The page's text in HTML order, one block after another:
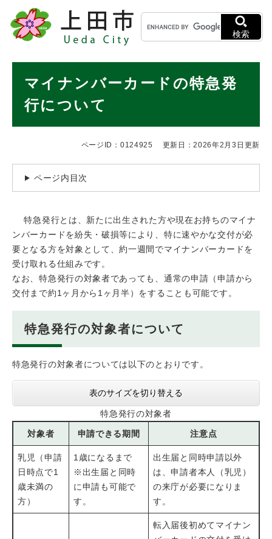
メニューを飛ばして本文へ
キ
ー
ワ
検
検索
マイナンバーカードの特急発
行について
ページID：0124925 更新日：2026年2月3日更新
ページ内目次
特急発行とは、新たに出生された方や現在お持ちのマイナ
ンバーカードを紛失・破損等により、特に速やかな交付が必
要となる方を対象として、約一週間でマイナンバーカードを
受け取れる仕組みです。
なお、特急発行の対象者であっても、通常の申請（申請から
交付まで約1ヶ月から1ヶ月半）をすることも可能です。
特急発行の対象者について
特急発行の対象者については以下のとおりです。
表のサイズを切り替える
特急発行の対象者
対象者 申請できる期間 注意点
乳児（申請
日時点で1
歳未満の
方）
1歳になるまで
※出生届と同時
に申請も可能で
す。
出生届と同時申請以外
は、申請者本人（乳児）
の来庁が必要になりま
す。
転入届後初めてマイナン